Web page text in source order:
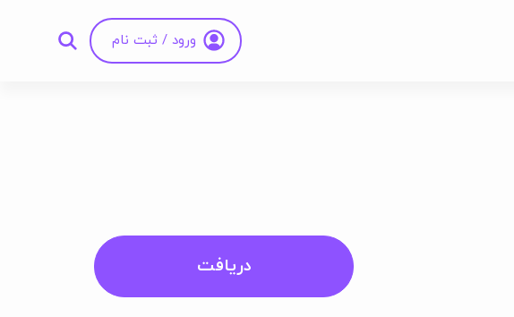
ورود / ثبت نام
دریافت